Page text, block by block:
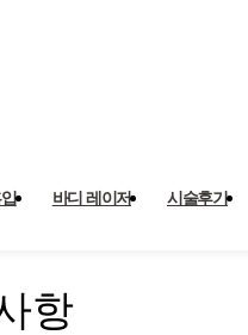
바디 레이저 시술후기
항